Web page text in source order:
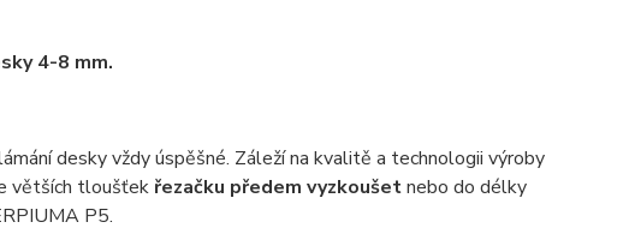
4-8 mm.
desky vždy úspěšné. Záleží na kvalitě a technologii výroby
větších tloušťek řezačku předem vyzkoušetnebo do délky
P5.